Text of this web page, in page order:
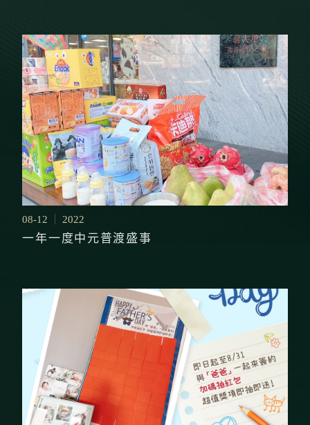
08-12 2022
一年一度中元普渡盛事